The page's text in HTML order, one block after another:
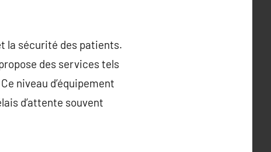
la sécurité des patients.
des services tels
niveau d’équipement
d’attente souvent